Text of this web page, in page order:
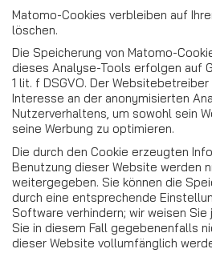
Matomo-Cookies verbleiben auf
löschen.
Die Speicherung von Matomo-
dieses Analyse-Tools erfolgen auf
1 lit. f DSGVO. Der
Interesse an der anonymisierten
Nutzerverhaltens, um sowohl sein
seine Werbung zu optimieren.
Die durch den Cookie erzeugten
Benutzung dieser Website werden
weitergegeben. Sie können die
durch eine entsprechende
Software verhindern; wir weisen Sie
Sie in diesem Fall gegebenenfalls
dieser Website vollumfänglich